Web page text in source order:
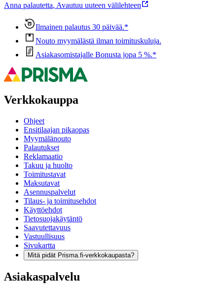
Anna palautetta, Avautuu uuteen välilehteen
Ilmainen palautus 30 päivää.*
Nouto myymälästä ilman toimituskuluja.
Asiakasomistajalle Bonusta jopa 5 %.*
Verkkokauppa
Ohjeet
Ensitilaajan pikaopas
Myymälänouto
Palautukset
Reklamaatio
Takuu ja huolto
Toimitustavat
Maksutavat
Asennuspalvelut
Tilaus- ja toimitusehdot
Käyttöehdot
Tietosuojakäytäntö
Saavutettavuus
Vastuullisuus
Sivukartta
Mitä pidät Prisma.fi-verkkokaupasta?
Asiakaspalvelu